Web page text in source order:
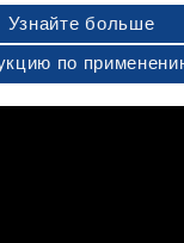
Узнайте больше
по